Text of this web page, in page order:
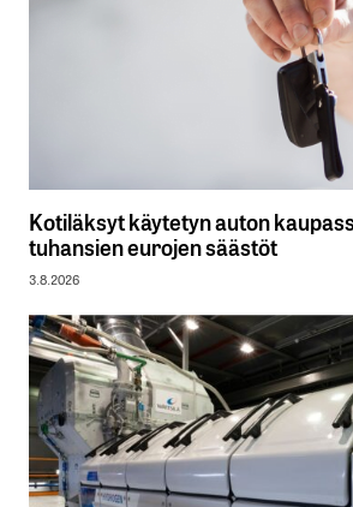
Kotiläksyt käytetyn auton
tuhansien eurojen säästöt
3.8.2026